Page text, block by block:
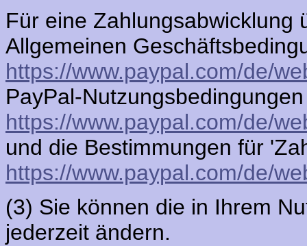
Für eine Zahlungsabwicklung
Allgemeinen
https://www.paypal.com/de/
PayPal-Nutzungsbedingungen
https://www.paypal.com/de/
und die Bestimmungen für
https://www.paypal.com/de/
(3) Sie können die in Ihrem
jederzeit ändern.